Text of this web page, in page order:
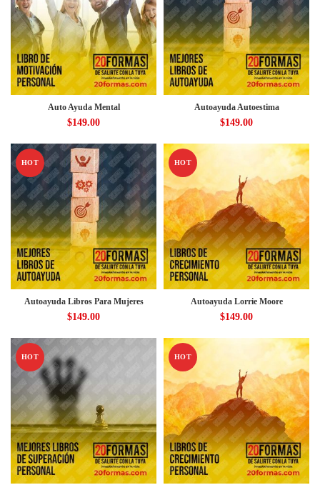
Auto Ayuda Mental
$149.00
Autoayuda Autoestima
$149.00
HOT
Autoayuda Libros Para Mujeres
$149.00
HOT
Autoayuda Lorrie Moore
$149.00
HOT HOT